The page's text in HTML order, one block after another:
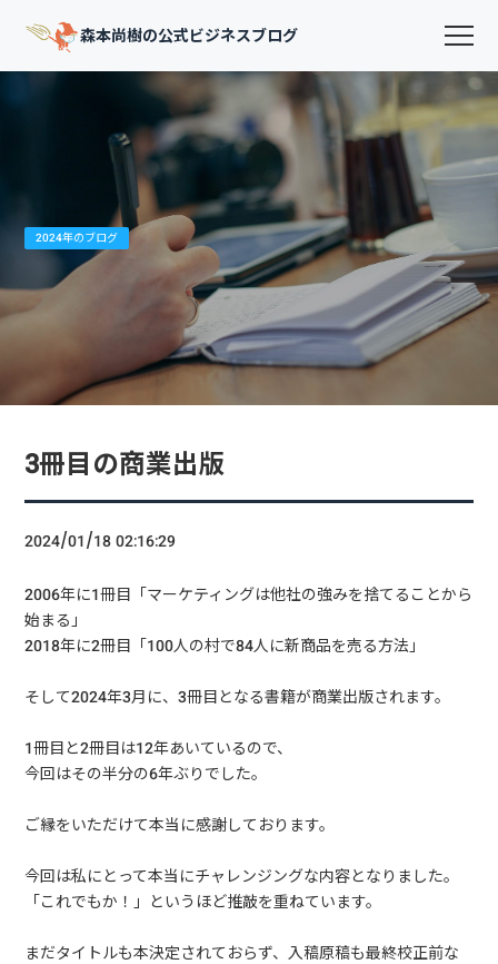
森本尚樹の公式ビジネスブログ
2024年のブログ
3冊目の商業出版
2024/01/18 02:16:29
2006年に1冊目「マーケティングは他社の強みを捨てることから
始まる」
2018年に2冊目「100人の村で84人に新商品を売る方法」
そして2024年3月に、3冊目となる書籍が商業出版されます。
1冊目と2冊目は12年あいているので、
今回はその半分の6年ぶりでした。
ご縁をいただけて本当に感謝しております。
今回は私にとって本当にチャレンジングな内容となりました。
「これでもか！」というほど推敲を重ねています。
まだタイトルも本決定されておらず、入稿原稿も最終校正前な